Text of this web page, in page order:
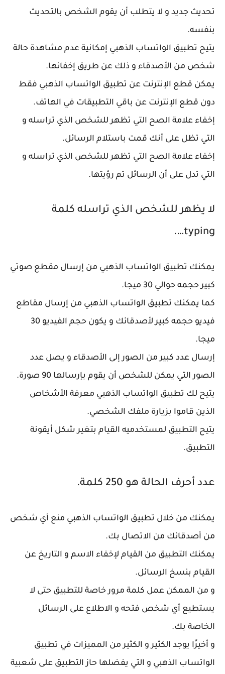
تحديث جديد و لا يتطلب أن يقوم الشخص بالتحديث
بنفسه.
يتيح تطبيق الواتساب الذهبي إمكانية عدم مشاهدة حالة
شخص من الأصدقاء و ذلك عن طريق إخفائها.
يمكن قطع الإنترنت عن تطبيق الواتساب الذهبي فقط
دون قطع الإنترنت عن باقي التطبيقات في الهاتف.
إخفاء علامة الصح التي تظهر للشخص الذي تراسله و
التي تظل على أنك قمت باستلام الرسائل.
إخفاء علامة الصح التي تظهر للشخص الذي تراسله و
التي تدل على أن الرسائل تم رؤيتها.
لا يظهر للشخص الذي تراسله كلمة
typing….
يمكنك تطبيق الواتساب الذهبي من إرسال مقطع صوتي
كبير حجمه حوالي 30 ميجا.
كما يمكنك تطبيق الواتساب الذهبي من إرسال مقاطع
فيديو حجمه كبير لأصدقائك و يكون حجم الفيديو 30
ميجا.
إرسال عدد كبير من الصور إلى الأصدقاء و يصل عدد
الصور التي يمكن للشخص أن يقوم بإرسالها 90 صورة.
يتيح لك تطبيق الواتساب الذهبي معرفة الأشخاص
الذين قاموا بزيارة ملفك الشخصي.
يتيح التطبيق لمستخدميه القيام بتغير شكل أيقونة
التطبيق.
عدد أحرف الحالة هو 250 كلمة.
يمكنك من خلال تطبيق الواتساب الذهبي منع أي شخص
من أصدقائك من الاتصال بك.
يمكنك التطبيق من القيام لإخفاء الاسم و التاريخ عن
القيام بنسخ الرسائل.
و من الممكن عمل كلمة مرور خاصة للتطبيق حتى لا
يستطيع أي شخص فتحه و الاطلاع على الرسائل
الخاصة بك.
و أخيرًا يوجد الكثير و الكثير من المميزات في تطبيق
الواتساب الذهبي و التي يفضلها حاز التطبيق على شعبية